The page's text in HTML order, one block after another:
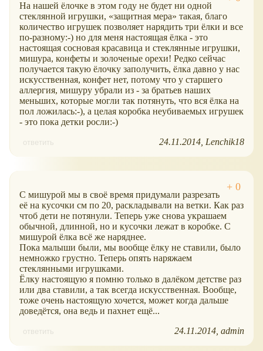
На нашей ёлочке в этом году не будет ни одной
стеклянной игрушки,
защитная мера
такая, благо
количество игрушек позволяет нарядить три ёлки и все
по-разному:-) но для меня настоящая ёлка - это
настоящая сосновая красавица и стеклянные игрушки,
мишура, конфеты и золоченые орехи! Редко сейчас
получается такую ёлочку заполучить, ёлка давно у нас
искусственная, конфет нет, потому что у старшего
аллергия, мишуру убрали из - за братьев наших
меньших, которые могли так потянуть, что вся ёлка на
пол ложилась:-), а целая коробка неубиваемых игрушек
- это пока детки росли:-)
ответить 24.11.2014 Lenchik18
С мишурой мы в своё время придумали разрезать
её на кусочки см по 20, раскладывали на ветки. Как раз
чтоб дети не потянули. Теперь уже снова украшаем
обычной, длинной, но и кусочки лежат в коробке. С
мишурой ёлка всё же наряднее.
Пока малыши были, мы вообще ёлку не ставили, было
немножко грустно. Теперь опять наряжаем
стеклянными игрушками.
Ёлку настоящую я помню только в далёком детстве раз
или два ставили, а так всегда искусственная. Вообще,
тоже очень настоящую хочется, может когда дальше
доведётся, она ведь и пахнет ещё...
ответить 24.11.2014 admin